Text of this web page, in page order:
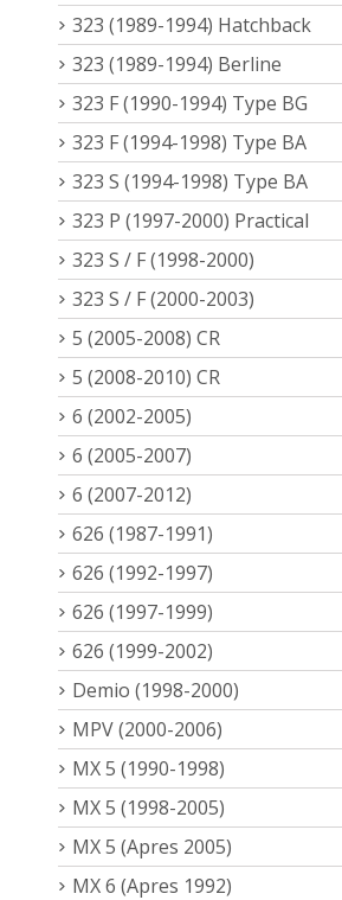
323 (1989-1994) Hatchback
323 (1989-1994) Berline
323 F (1990-1994) Type BG
323 F (1994-1998) Type BA
323 S (1994-1998) Type BA
323 P (1997-2000) Practical
323 S / F (1998-2000)
323 S / F (2000-2003)
5 (2005-2008) CR
5 (2008-2010) CR
6 (2002-2005)
6 (2005-2007)
6 (2007-2012)
626 (1987-1991)
626 (1992-1997)
626 (1997-1999)
626 (1999-2002)
Demio (1998-2000)
MPV (2000-2006)
MX 5 (1990-1998)
MX 5 (1998-2005)
MX 5 (Apres 2005)
MX 6 (Apres 1992)